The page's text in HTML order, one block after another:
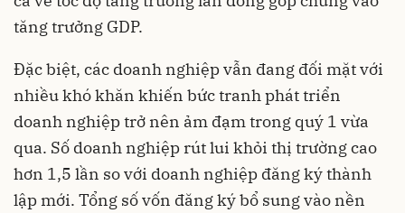
tăng trưởng GDP.
Đặc biệt, các doanh nghiệpvẫn đang đối mặt với
nhiều khó khăn khiến bức tranh phát triển
doanh nghiệp trở nên ảm đạm trong quý 1 vừa
qua. Số doanh nghiệp rút lui khỏi thị trường cao
hơn 1,5 lần so với doanh nghiệp đăng ký thành
lập mới. Tổng số vốn đăng ký bổ sung vào nền